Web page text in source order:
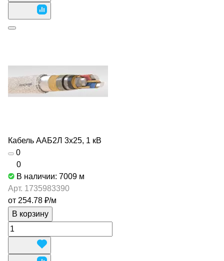
Кабель ААБ2Л 3х25, 1 кВ
0
0
В наличии: 7009 м
Арт. 1735983390
от 254.78 ₽/м
В корзину